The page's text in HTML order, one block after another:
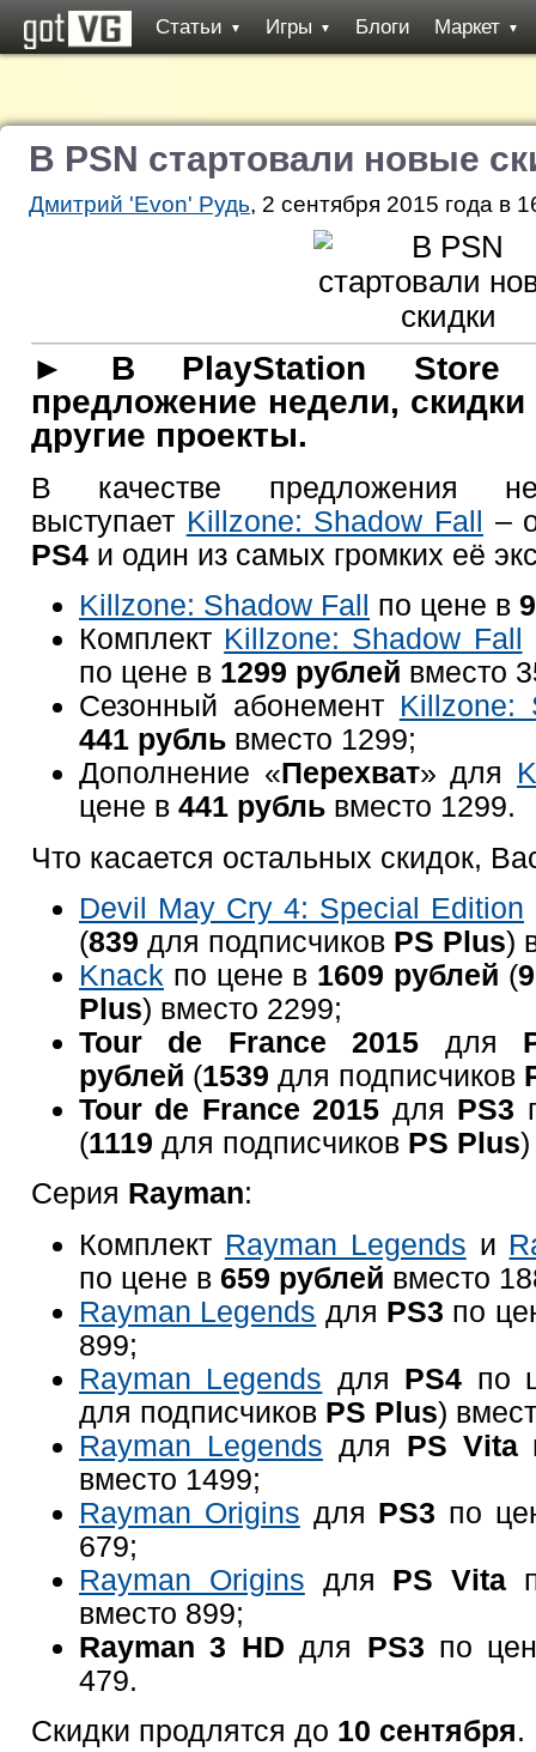
Статьи ▼ Игры ▼ Блоги Маркет ▼
В PSN стартовали новые
Дмитрий 'Evon' Рудь, 2 сентября 2015 года в
► В PlayStation Store
предложение недели,
другие проекты.
В качестве предложения
выступает Killzone: Shadow Fall –
PS4 и один из самых громких её
Killzone: Shadow Fall по цене в
Комплект Killzone: Shadow Fall
по цене в 1299 рублей вместо
Сезонный абонемент Killzone:
441 рубль вместо 1299;
Дополнение «Перехват» для
цене в 441 рубль вместо 1299.
Что касается остальных скидок,
Devil May Cry 4: Special Edition
(839 для подписчиков PS Plus)
Knack по цене в 1609 рублей (
Plus) вместо 2299;
Tour de France 2015 для
рублей (1539 для подписчиков
Tour de France 2015 для PS3
(1119 для подписчиков PS Plus
Серия Rayman:
Комплект Rayman Legends и
по цене в 659 рублей вместо
Rayman Legends для PS3 по
899;
Rayman Legends для PS4 по
для подписчиков PS Plus)
Rayman Legends для PS Vita
вместо 1499;
Rayman Origins для PS3 по
679;
Rayman Origins для PS Vita
вместо 899;
Rayman 3 HD для PS3 по
479.
Скидки продлятся до 10 сентября.